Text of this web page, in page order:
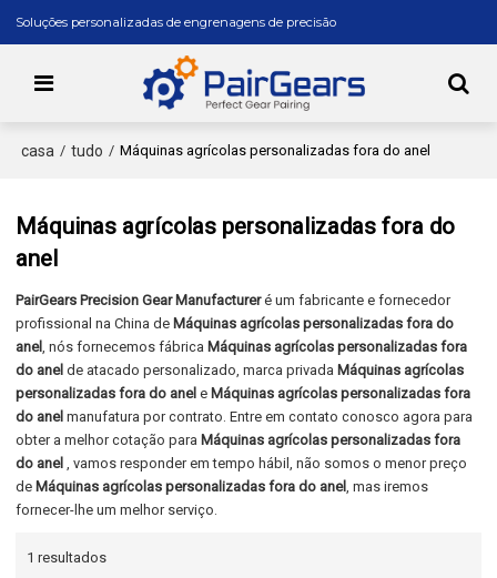
Soluções personalizadas de engrenagens de precisão
casa / tudo / Máquinas agrícolas personalizadas fora do anel
Máquinas agrícolas personalizadas fora do
anel
PairGears Precision Gear Manufactureré um fabricante e fornecedor
profissional na China de Máquinas agrícolas personalizadas fora do
anel, nós fornecemos fábrica Máquinas agrícolas personalizadas fora
do anel de atacado personalizado, marca privada Máquinas agrícolas
personalizadas fora do anel e Máquinas agrícolas personalizadas fora
do anel manufatura por contrato. Entre em contato conosco agora para
obter a melhor cotação para Máquinas agrícolas personalizadas fora
do anel , vamos responder em tempo hábil, não somos o menor preço
de Máquinas agrícolas personalizadas fora do anel, mas iremos
fornecer-lhe um melhor serviço.
1 resultados